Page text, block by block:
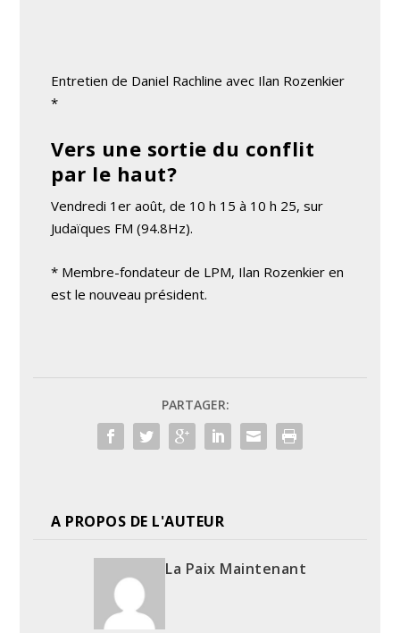
Entretien de Daniel Rachline avec Ilan Rozenkier
*
Vers une sortie du conflit
par le haut?
Vendredi 1er août, de 10 h 15 à 10 h 25, sur
Judaïques FM (94.8Hz).
* Membre-fondateur de LPM, Ilan Rozenkier en
est le nouveau président.
PARTAGER:
A PROPOS DE L'AUTEUR
La Paix Maintenant